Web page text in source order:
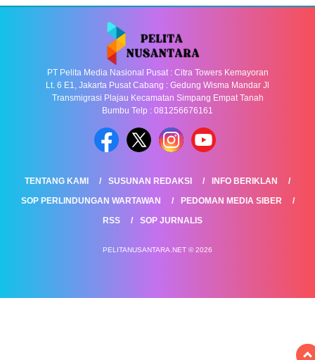
PT Pelita Media Nasional Pusat : Citra Towers Kemayoran
Lt. 6 E1, Jakarta Pusat Cabang : Gedung Wisma Mandar Jl
Transmigrasi Plajau Kecamatan Simpang Empat Tanah
Bumbu Telp : 081256676161
TENTANG KAMI SUSUNAN REDAKSI
INFO BERIKLAN
SOP PERLINDUNGAN WARTAWAN
PEDOMAN MEDIA SIBER
RSS
SOP JURNALIS
PELITANUSANTARA.NET © 2026